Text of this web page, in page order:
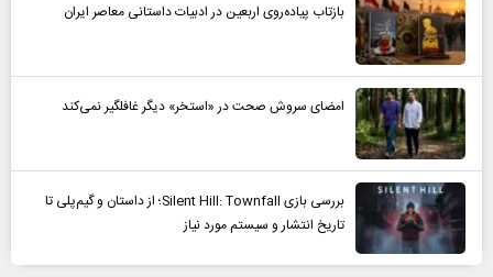
بازتاب پیاده‌روی اربعین در ادبیات داستانی معاصر ایران
امضای سروش صحت در «استخر» دیگر غافلگیر نمی‌کند
بررسی بازی Silent Hill: Townfall؛ از داستان و گیم‌پلی تا
تاریخ انتشار و سیستم مورد نیاز